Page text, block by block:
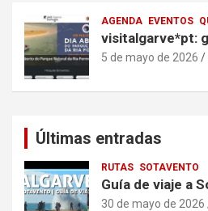
AGENDA EVENTOS
visitalgarve*pt:
5 de mayo de 2026
Últimas entradas
RUTAS SOTAVENTO
Guía de viaje a
30 de mayo de 2026